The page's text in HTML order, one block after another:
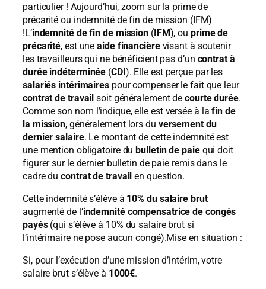
particulier ! Aujourd’hui, zoom sur la prime de
précarité ou indemnité de fin de mission (IFM)
!L’indemnité de fin de mission (IFM), ou prime de
précarité, est uneaide financièrevisant à soutenir
les travailleurs qui ne bénéficient pas d’un contrat à
durée indéterminée (CDI). Elle est perçue par les
salariés intérimairespour compenser le fait que leur
contrat de travail soit généralement de courte durée.
Comme son nom l’indique, elle est versée à lafin de
la mission, généralement lors du versement du
dernier salaire. Le montant de cette indemnité est
une mention obligatoire du bulletin de paiequi doit
figurer sur le dernier bulletin de paie remis dans le
cadre ducontrat de travail en question.
Cette indemnité s’élève à 10% du salaire brut
augmenté de l’indemnité compensatrice de congés
payés(qui s’élève à 10% du salaire brut si
l’intérimaire ne pose aucun congé).Mise en situation :
Si, pour l’exécution d’une mission d’intérim, votre
salaire brut s’élève à 1000€.